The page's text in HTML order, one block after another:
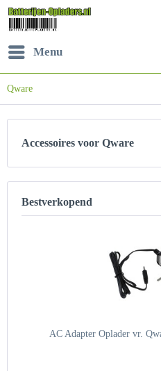
Menu
Qware
Accessoires voor Qware
Bestverkopend
AC Adapter Oplader vr.